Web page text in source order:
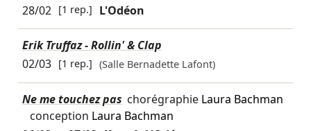
28/02 [1 rep.] L'Odéon
Erik Truffaz - Rollin' & Clap
02/03 [1 rep.] (Salle Bernadette Lafont)
Ne me touchez pas chorégraphie Laura Bachman
conception Laura Bachman